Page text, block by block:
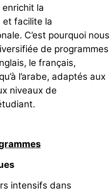
la
et facilite la
C’est pourquoi nous
de programmes
le français,
l’arabe, adaptés aux
niveaux de
intensifs dans